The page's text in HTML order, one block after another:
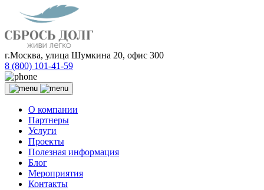
г.Москва, улица Шумкина 20, офис 300
8 (800) 101-41-59
О компании
Партнеры
Услуги
Проекты
Полезная информация
Блог
Мероприятия
Контакты